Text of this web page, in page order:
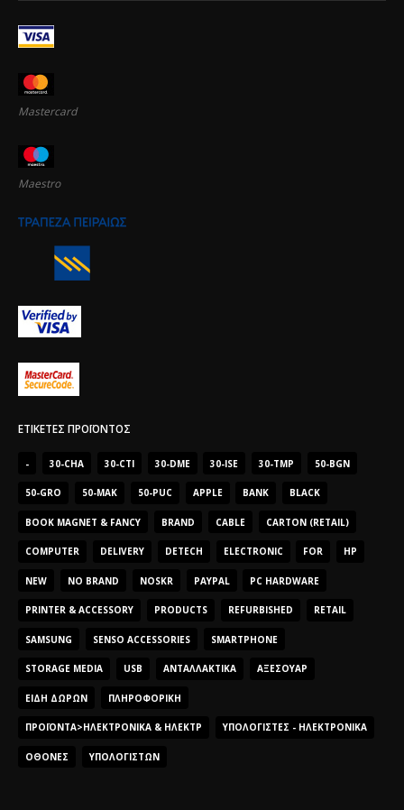
Mastercard
Maestro
ΕΤΙΚΈΤΕΣ ΠΡΟΪΌΝΤΟΣ
- 30-CHA 30-CTI 30-DME 30-ISE 30-TMP 50-BGN
50-GRO 50-MAK 50-PUC APPLE BANK BLACK
BOOK MAGNET & FANCY BRAND CABLE CARTON (RETAIL)
COMPUTER DELIVERY DETECH ELECTRONIC FOR HP
NEW NO BRAND NOSKR PAYPAL PC HARDWARE
PRINTER & ACCESSORY PRODUCTS REFURBISHED RETAIL
SAMSUNG SENSO ACCESSORIES SMARTPHONE
STORAGE MEDIA USB ΑΝΤΑΛΛΑΚΤΙΚΆ ΑΞΕΣΟΥΆΡ
ΕΊΔΗ ΔΏΡΩΝ ΠΛΗΡΟΦΟΡΙΚΉ
ΠΡΟΪΌΝΤΑ>ΗΛΕΚΤΡΟΝΙΚΆ & ΗΛΕΚΤΡ ΥΠΟΛΟΓΙΣΤΈΣ - ΗΛΕΚΤΡΟΝΙΚΆ
ΟΘΌΝΕΣ ΥΠΟΛΟΓΙΣΤΏΝ